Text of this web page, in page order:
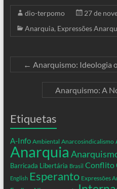
dio-terpomo
27 de
Anarquia, Expressões
← Anarquismo: Ideologia
Anarquismo: A
Etiquetas
A-Info Ambiental Anarcosindicalismo
Anarquia
Barricada Libertária Brasil Conflito
English Esperanto Expressões